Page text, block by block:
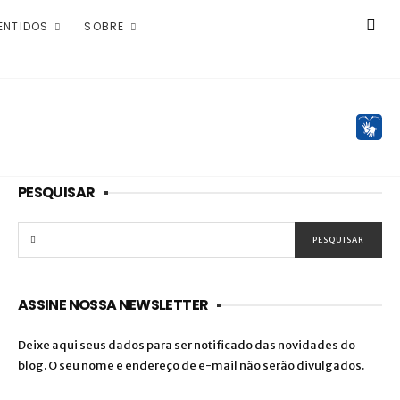
SOBRE
PESQUISAR
ASSINE NOSSA NEWSLETTER
Deixe aqui seus dados para ser notificado das novidades do
blog. O seu nome e endereço de e-mail não serão divulgados.